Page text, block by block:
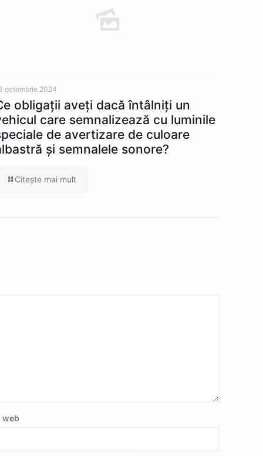
octombrie 2024
obligaţii aveţi dacă întâlniţi un
care semnalizează cu luminile
de avertizare de culoare
şi semnalele sonore?
Citeşte mai mult
web